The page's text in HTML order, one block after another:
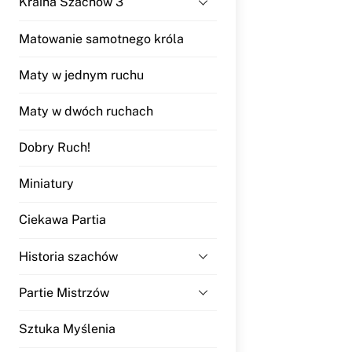
Matowanie samotnego króla
Maty w jednym ruchu
Maty w dwóch ruchach
Dobry Ruch!
Miniatury
Ciekawa Partia
Historia szachów
Partie Mistrzów
Sztuka Myślenia